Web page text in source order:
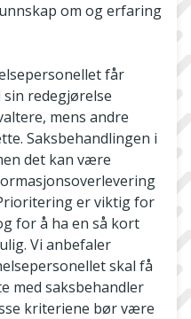
om og erfaring
får
redegjørelse
mens andre
Saksbehandlingen i
det kan være
er viktig for
for å ha en så kort
Vi anbefaler
skal få
med saksbehandler
kriteriene bør være